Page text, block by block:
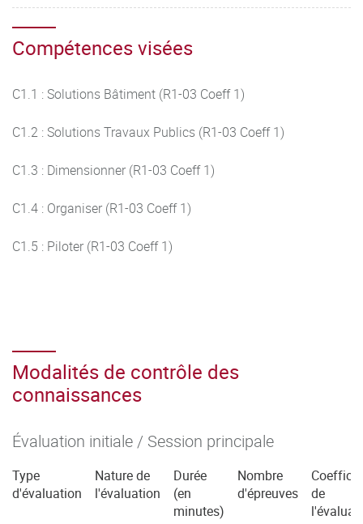
Compétences visées
C1.1 : Solutions Bâtiment (R1-03 Coeff 1)
C1.2 : Solutions Travaux Publics (R1-03 Coeff 1)
C1.3 : Dimensionner (R1-03 Coeff 1)
C1.4 : Organiser (R1-03 Coeff 1)
C1.5 : Piloter (R1-03 Coeff 1)
Modalités de contrôle des
connaissances
Évaluation initiale / Session principale
Type
d'évaluation
Nature de
l'évaluation
Durée
(en
minutes)
Nombre
d'épreuves
de